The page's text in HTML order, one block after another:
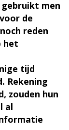
gebruikt men
de
reden
het
tijd
Rekening
zouden hun
al